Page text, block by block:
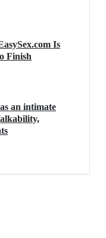
Is
Finish
an intimate